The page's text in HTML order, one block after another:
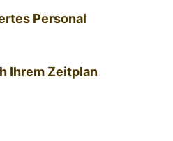
Personal
Ihrem Zeitplan